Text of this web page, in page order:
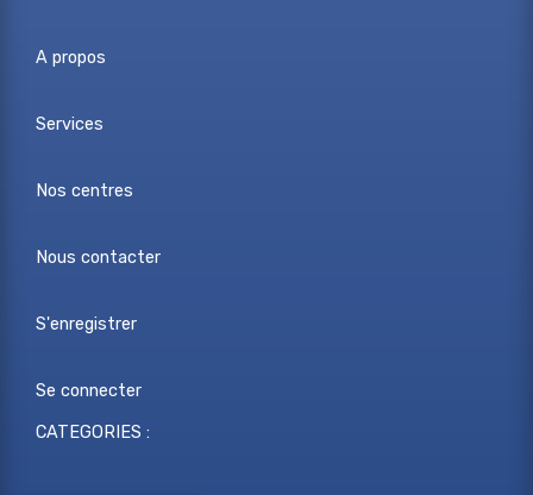
A propos
Services
Nos centres
Nous contacter
S'enregistrer
Se connecter
CATEGORIES :